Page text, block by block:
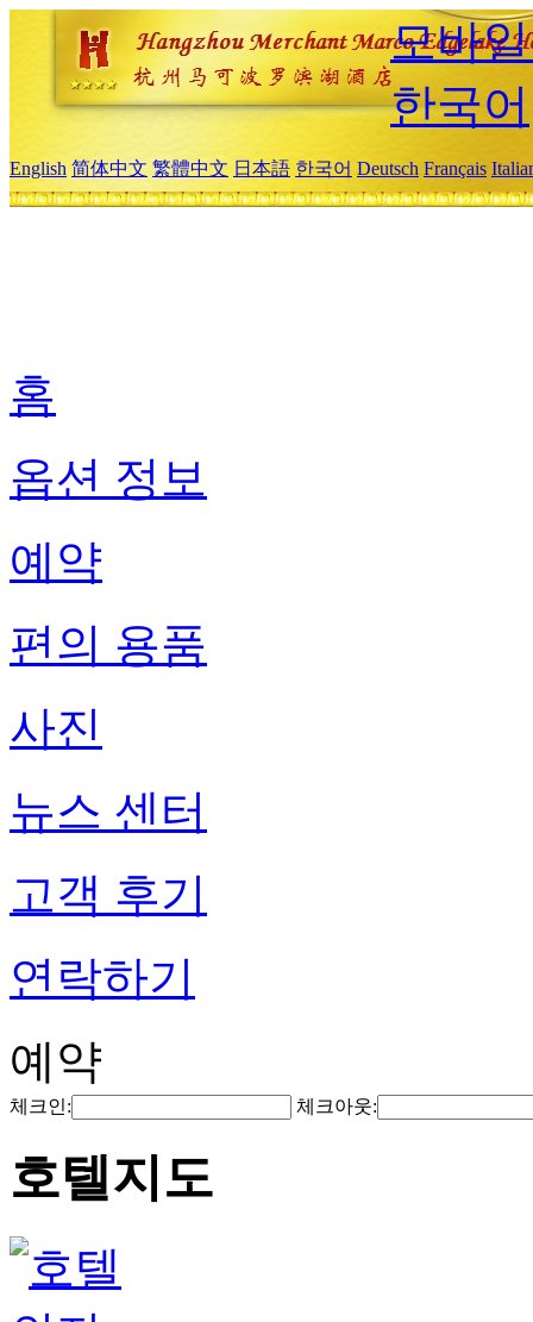
모바
한국어
English 简体中文 繁體中文 日本語 한국어 Deutsch Français
홈
옵션 정보
예약
편의 용품
사진
뉴스 센터
고객 후기
연락하기
예약
체크인: 체크아웃:
호텔지도